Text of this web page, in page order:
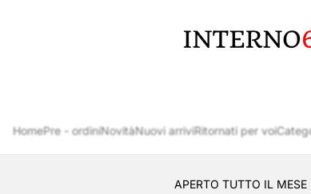
del
HomePre - ordiniNovitàNuovi arriviRitornati per voi
APERTO TUTTO IL MESE